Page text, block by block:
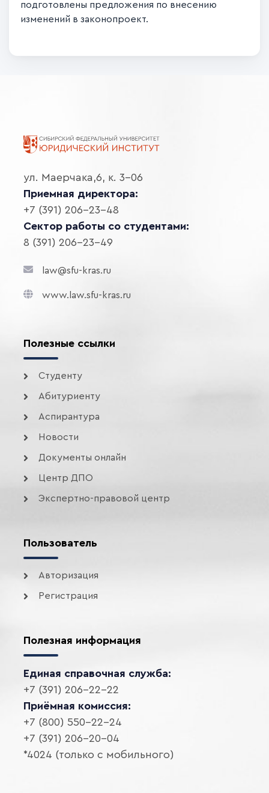
подготовлены предложения по внесению
изменений в законопроект.
ул. Маерчака,6, к. 3-06
Приемная директора:
+7 (391) 206-23-48
Сектор работы со студентами:
8 (391) 206-23-49
law@sfu-kras.ru
www.law.sfu-kras.ru
Полезные ссылки
Студенту
Абитуриенту
Аспирантура
Новости
Документы онлайн
Центр ДПО
Экспертно-правовой центр
Пользователь
Авторизация
Регистрация
Полезная информация
Единая справочная служба:
+7 (391) 206-22-22
Приёмная комиссия:
+7 (800) 550-22-24
+7 (391) 206-20-04
*4024 (только с мобильного)